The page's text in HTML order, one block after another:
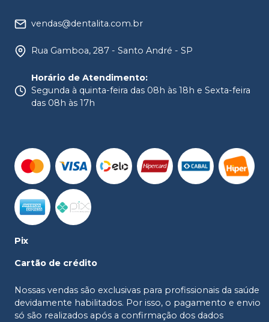
vendas@dentalita.com.br
Rua Gamboa, 287 - Santo André - SP
Horário de Atendimento:
Segunda à quinta-feira das 08h às 18h e Sexta-feira
das 08h às 17h
Pix
Cartão de crédito
Nossas vendas são exclusivas para profissionais da saúde
devidamente habilitados. Por isso, o pagamento e envio
só são realizados após a confirmação dos dados